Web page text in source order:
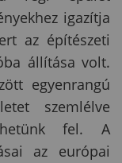
igazítja
az építészeti
állítása volt.
egyenrangú
szemlélve
fel. A
az európai